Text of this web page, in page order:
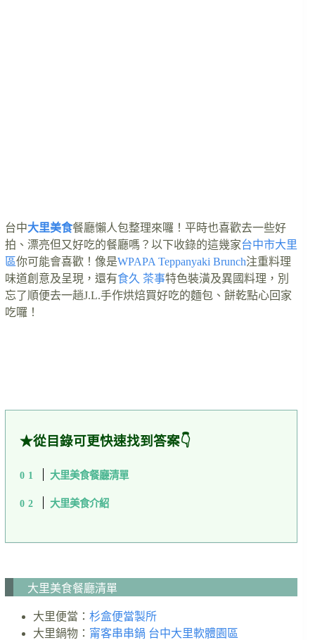
台中大里美食餐廳懶人包整理來囉！平時也喜歡去一些好
拍、漂亮但又好吃的餐廳嗎？以下收錄的這幾家台中市大里
區你可能會喜歡！像是WPAPA Teppanyaki Brunch注重料理
味道創意及呈現，還有食久 茶事特色裝潢及異國料理，別
忘了順便去一趟J.L.手作烘焙買好吃的麵包、餅乾點心回家
吃囉！
★從目錄可更快速找到答案👇
大里美食餐廳清單
大里美食介紹
大里美食餐廳清單
大里便當： 杉盒便當製所
大里鍋物： 甯客串串鍋 台中大里軟體園區